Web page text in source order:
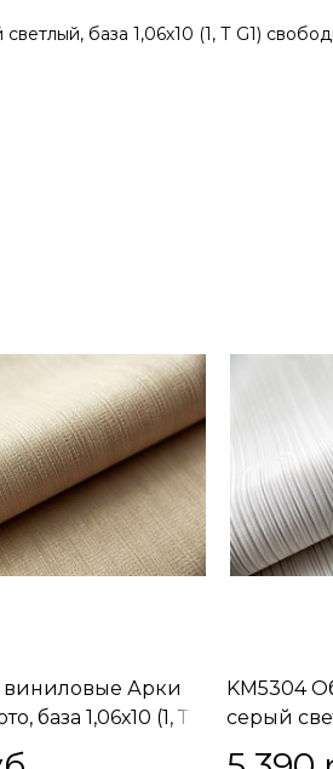
база 1,06х10 (1, Т G1)
виниловые Арки
база 1,06х10 (1, Т
стыковка
KM5304
серый
Т F)